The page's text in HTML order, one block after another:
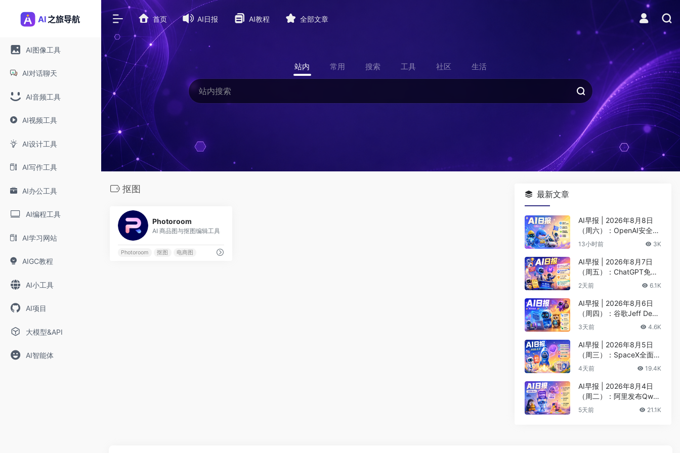
AI图像工具
AI对话聊天
AI音频工具
AI视频工具
AI设计工具
AI写作工具
AI办公工具
AI编程工具
AI学习网站
AIGC教程
AI小工具
AI项目
大模型&API
AI智能体
首页 AI日报 AI教程 全部文章
站内 常用 搜索 工具 社区 生活
抠图
Photoroom
AI 商品图与抠图编辑工具
Photoroom 抠图 电商图
最新文章
AI早报 | 2026年8月8日
（周六）：OpenAI安全评
估暂停Astra开发、DeepS
资
13小时前 3K
AI早报 | 2026年8月7日
（周五）：ChatGPT免费
版升级GPT-5.6 Luna无限
萨比斯卸任CEO
2天前 6.1K
AI早报 | 2026年8月6日
（周四）：谷歌Jeff Dean
创办AI科学公司、Meta发
3天前 4.6K
AI早报 | 2026年8月5日
（周三）：SpaceX全面押
注英伟达布局太空AI、四
4天前 19.4K
AI早报 | 2026年8月4日
（周二）：阿里发布Qwen
3.8-Max旗舰模型、MiniM
5天前 21.1K